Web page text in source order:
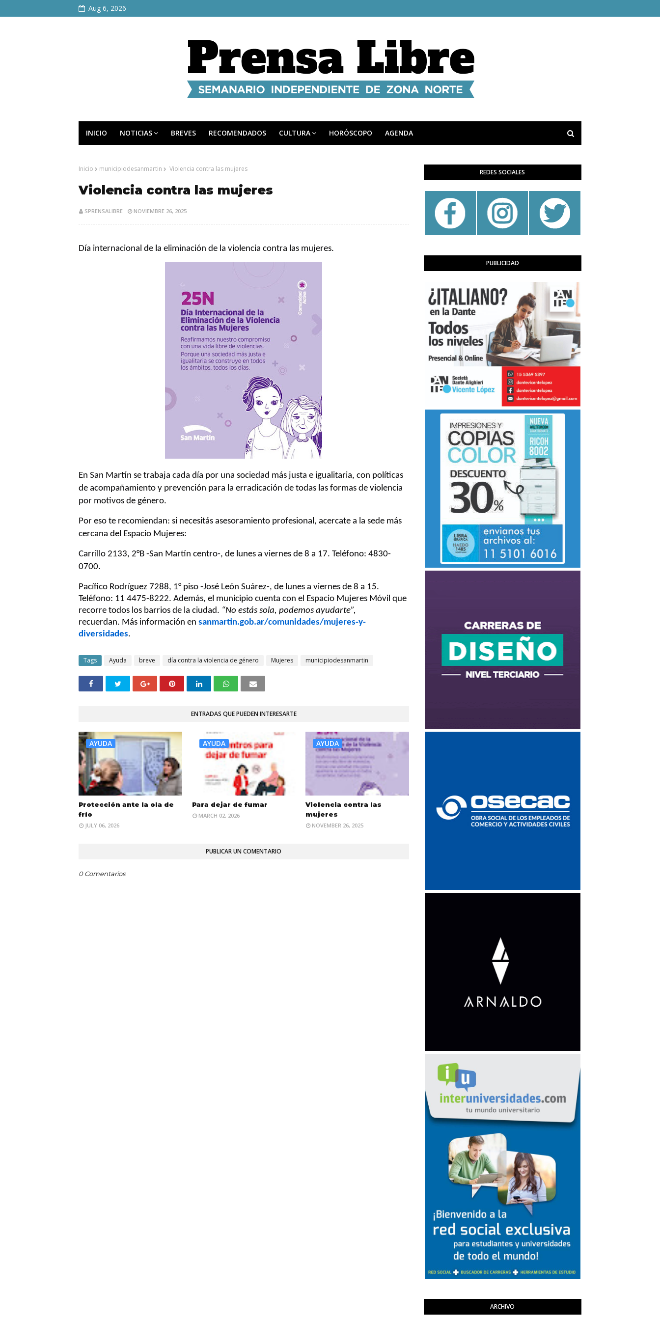
Aug 6, 2026
INICIO NOTICIAS BREVES RECOMENDADOS CULTURA HORÓSCOPO AGENDA
Inicio municipiodesanmartin Violencia contra las mujeres
Violencia contra las mujeres
SPRENSALIBRE NOVIEMBRE 26, 2025
Día internacional de la eliminación de la violencia contra las mujeres.
En San Martín se trabaja cada día por una sociedad más justa e igualitaria, con políticas
de acompañamiento y prevención para la erradicación de todas las formas de violencia
por motivos de género.
Por eso te recomiendan: si necesitás asesoramiento profesional, acercate a la sede más
cercana del Espacio Mujeres:
Carrillo 2133, 2°B -San Martín centro-, de lunes a viernes de 8 a 17. Teléfono: 4830-
0700.
Pacífico Rodríguez 7288, 1° piso -José León Suárez-, de lunes a viernes de 8 a 15.
Teléfono: 11 4475-8222. Además, el municipio cuenta con el Espacio Mujeres Móvil que
recorre todos los barrios de la ciudad. “No estás sola, podemos ayudarte”,
recuerdan. Más información en sanmartin.gob.ar/comunidades/mujeres-y-
diversidades.
Tags Ayuda breve día contra la violencia de género Mujeres municipiodesanmartin
ENTRADAS QUE PUEDEN INTERESARTE
AYUDA
Protección ante la ola de
frío
JULY 06, 2026
AYUDA
Para dejar de fumar
MARCH 02, 2026
AYUDA
Violencia contra las
mujeres
NOVEMBER 26, 2025
PUBLICAR UN COMENTARIO
0 Comentarios
REDES SOCIALES
PUBLICIDAD
ARCHIVO